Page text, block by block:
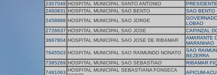
2307049 HOSPITAL MUNICIPAL SANTO ANTONIO
2460831 HOSPITAL MUNICIPAL SAO BENTO
SAO BENTO
2458888 HOSPITAL MUNICIPAL SAO JORGE
LOBAO
2726637 HOSPITAL MUNICIPAL SAO JOSE
CAPINZAL
3667804 HOSPITAL MUNICIPAL SAO JOSE DE RIBAMAR
AMARANTE
MARANHAO
7645503 HOSPITAL MUNICIPAL SAO RAIMUNDO NONATO
SAO
BEZERRA
7385269 HOSPITAL MUNICIPAL SAO SEBASTIAO
RIBAMAR
7481063 HOSPITAL MUNICIPAL SEBASTIANA FONSECA
APICUM-ACU